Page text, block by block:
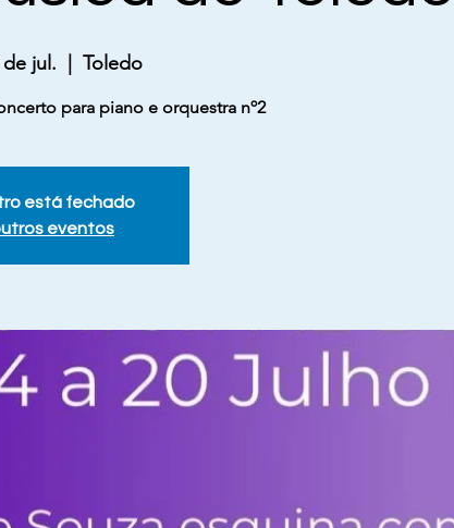
jul. Toledo
para piano e orquestra nº2
está fechado
eventos